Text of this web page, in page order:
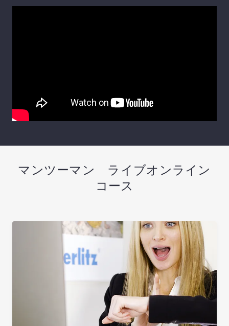
マンツーマン ライブオンライン
コース